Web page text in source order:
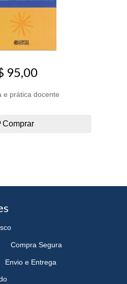
95,00
e prática docente
Comprar
Compra Segura
Envio e Entrega